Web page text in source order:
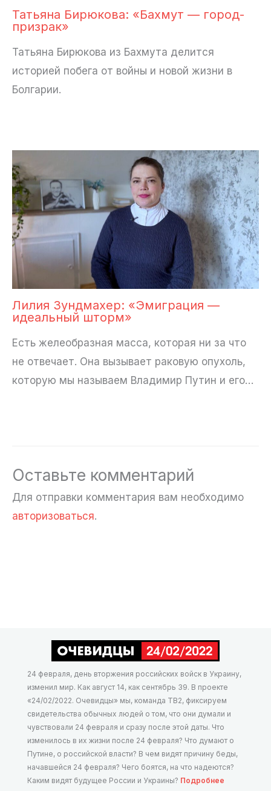
Татьяна Бирюкова: «Бахмут — город-
призрак»
Татьяна Бирюкова из Бахмута делится
историей побега от войны и новой жизни в
Болгарии.
Лилия Зундмахер: «Эмиграция —
идеальный шторм»
Есть желеобразная масса, которая ни за что
не отвечает. Она вызывает раковую опухоль,
которую мы называем Владимир Путин и его…
Оставьте комментарий
Для отправки комментария вам необходимо
авторизоваться.
24 февраля, день вторжения российских войск в Украину,
изменил мир. Как август 14, как сентябрь 39. В проекте
«24/02/2022. Очевидцы» мы, команда ТВ2, фиксируем
свидетельства обычных людей о том, что они думали и
чувствовали 24 февраля и сразу после этой даты. Что
изменилось в их жизни после 24 февраля? Что думают о
Путине, о российской власти? В чем видят причину беды,
начавшейся 24 февраля? Чего боятся, на что надеются?
Каким видят будущее России и Украины? Подробнее